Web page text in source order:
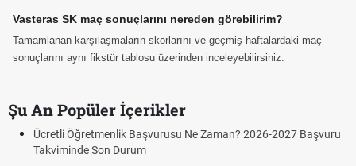
Vasteras SK maç sonuçlarını nereden görebilirim?
Tamamlanan karşılaşmaların skorlarını ve geçmiş haftalardaki maç
sonuçlarını aynı fikstür tablosu üzerinden inceleyebilirsiniz.
Şu An Popüler İçerikler
Ücretli Öğretmenlik Başvurusu Ne Zaman? 2026-2027 Başvuru
Takviminde Son Durum